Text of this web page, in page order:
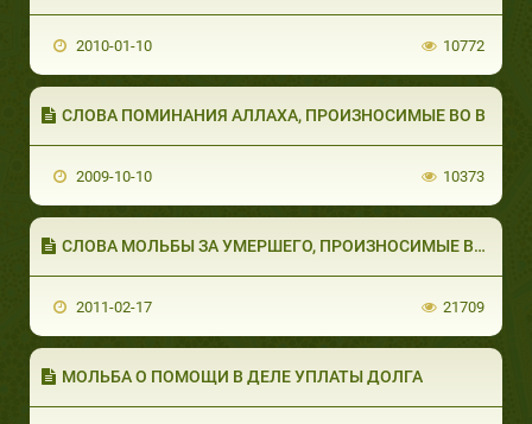
2010-01-10 10772
СЛОВА ПОМИНАНИЯ АЛЛАХА, ПРОИЗНОСИМЫЕ ВО В
2009-10-10 10373
СЛОВА МОЛЬБЫ ЗА УМЕРШЕГО, ПРОИЗНОСИМЫЕ ВО 
2011-02-17 21709
МОЛЬБА О ПОМОЩИ В ДЕЛЕ УПЛАТЫ ДОЛГА